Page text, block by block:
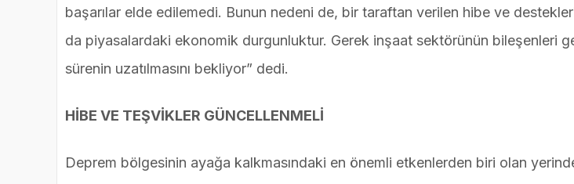
başarılar elde edilemedi. Bunun nedeni de, bir taraftan verilen hibe ve
da piyasalardaki ekonomik durgunluktur. Gerek inşaat sektörünün bileşenleri
sürenin uzatılmasını bekliyor” dedi.
HİBE VE TEŞVİKLER GÜNCELLENMELİ
Deprem bölgesinin ayağa kalkmasındaki en önemli etkenlerden biri olan